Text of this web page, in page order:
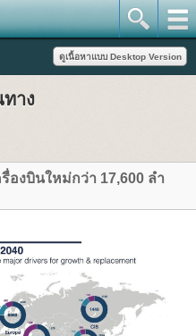
าง
องบินใหม่กว่า 17,600 ลำ